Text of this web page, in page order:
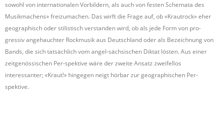
sowohl von internationalen Vorbildern, als auch von festen Schemata des
Musikmachens» freizumachen. Das wirft die Frage auf, ob «Krautrock» eher
geographisch oder stilistisch verstanden wird, ob als jede Form von pro-
gressiv angehauchter Rockmusik aus Deutschland oder als Bezeichnung von
Bands, die sich tatsächlich vom angel-sächsischen Diktat lösten. Aus einer
zeitgenössischen Per-spektive wäre der zweite Ansatz zweifellos
interessanter; «Kraut!» hingegen neigt hörbar zur geographischen Per-
spektive.